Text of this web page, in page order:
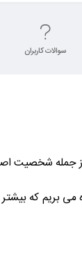
سوالات کاربران
شخصیت
بریم که